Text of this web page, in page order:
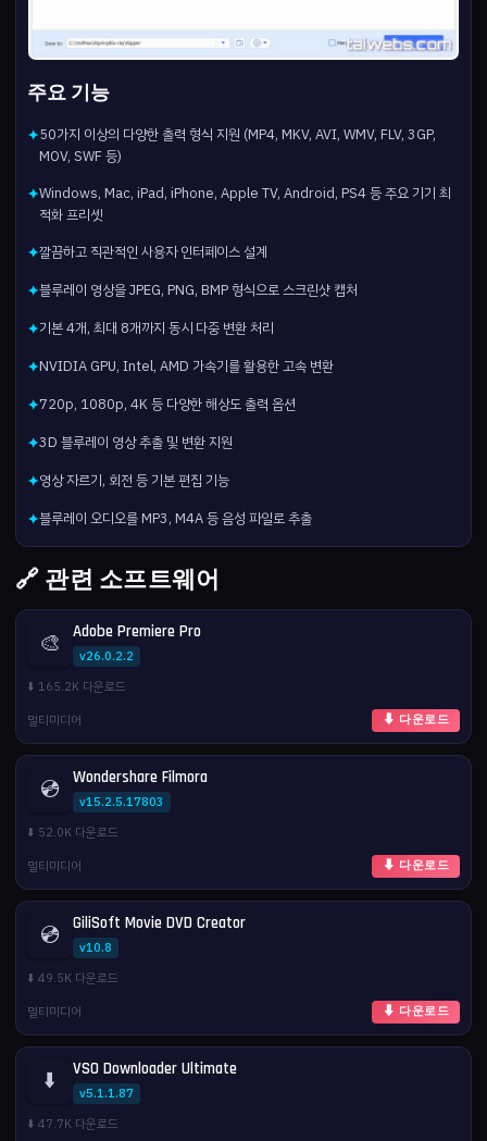
주요 기능
✦50가지 이상의 다양한 출력 형식 지원 (MP4, MKV, AVI, WMV, FLV, 3GP,
MOV, SWF 등)
✦Windows, Mac, iPad, iPhone, Apple TV, Android, PS4 등 주요 기기 최
적화 프리셋
✦깔끔하고 직관적인 사용자 인터페이스 설계
✦블루레이 영상을 JPEG, PNG, BMP 형식으로 스크린샷 캡처
✦기본 4개, 최대 8개까지 동시 다중 변환 처리
✦NVIDIA GPU, Intel, AMD 가속기를 활용한 고속 변환
✦720p, 1080p, 4K 등 다양한 해상도 출력 옵션
✦3D 블루레이 영상 추출 및 변환 지원
✦영상 자르기, 회전 등 기본 편집 기능
✦블루레이 오디오를 MP3, M4A 등 음성 파일로 추출
🔗 관련 소프트웨어
🎨 Adobe Premiere Pro
v26.0.2.2
⬇️ 165.2K 다운로드
멀티미디어
⬇ 다운로드
💿 Wondershare Filmora
v15.2.5.17803
⬇️ 52.0K 다운로드
멀티미디어
⬇ 다운로드
💿 GiliSoft Movie DVD Creator
v10.8
⬇️ 49.5K 다운로드
멀티미디어
⬇ 다운로드
⬇️ VSO Downloader Ultimate
v5.1.1.87
⬇️ 47.7K 다운로드